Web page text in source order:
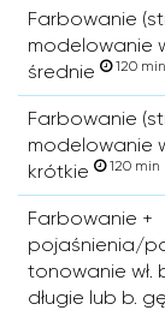
Farbowanie
modelowanie
średnie
120 min
Farbowanie
modelowanie
krótkie
120 min
Farbowanie +
pojaśnienia/
tonowanie wł.
długie lub b.